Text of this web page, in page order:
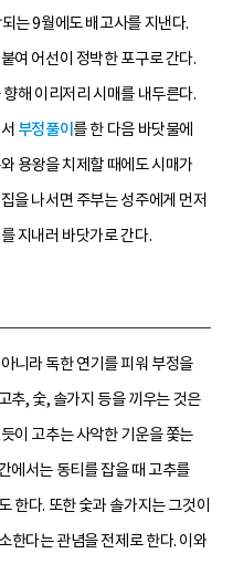
는 9월에도 배고사를 지낸다.
여 어선이 정박한 포구로 간다.
해 이리저리 시매를 내두른다.
부정풀이 를 한 다음 바닷물에
용왕을 치제할 때에도 시매가
을 나서면 주부는 성주에게 먼저
지내러 바닷가로 간다.
니라 독한 연기를 피워 부정을
추, 숯, 솔가지 등을 끼우는 것은
이 고추는 사악한 기운을 쫓는
에서는 동티를 잡을 때 고추를
한다. 또한 숯과 솔가지는 그것이
한다는 관념을 전제로 한다. 이와